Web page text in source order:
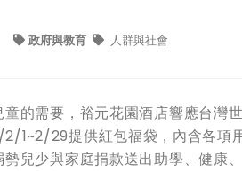
政府與教育 人群與社會
的需要，裕元花園酒店響應台灣
1~2/29提供紅包福袋，內含各項
兒少與家庭捐款送出助學、健康